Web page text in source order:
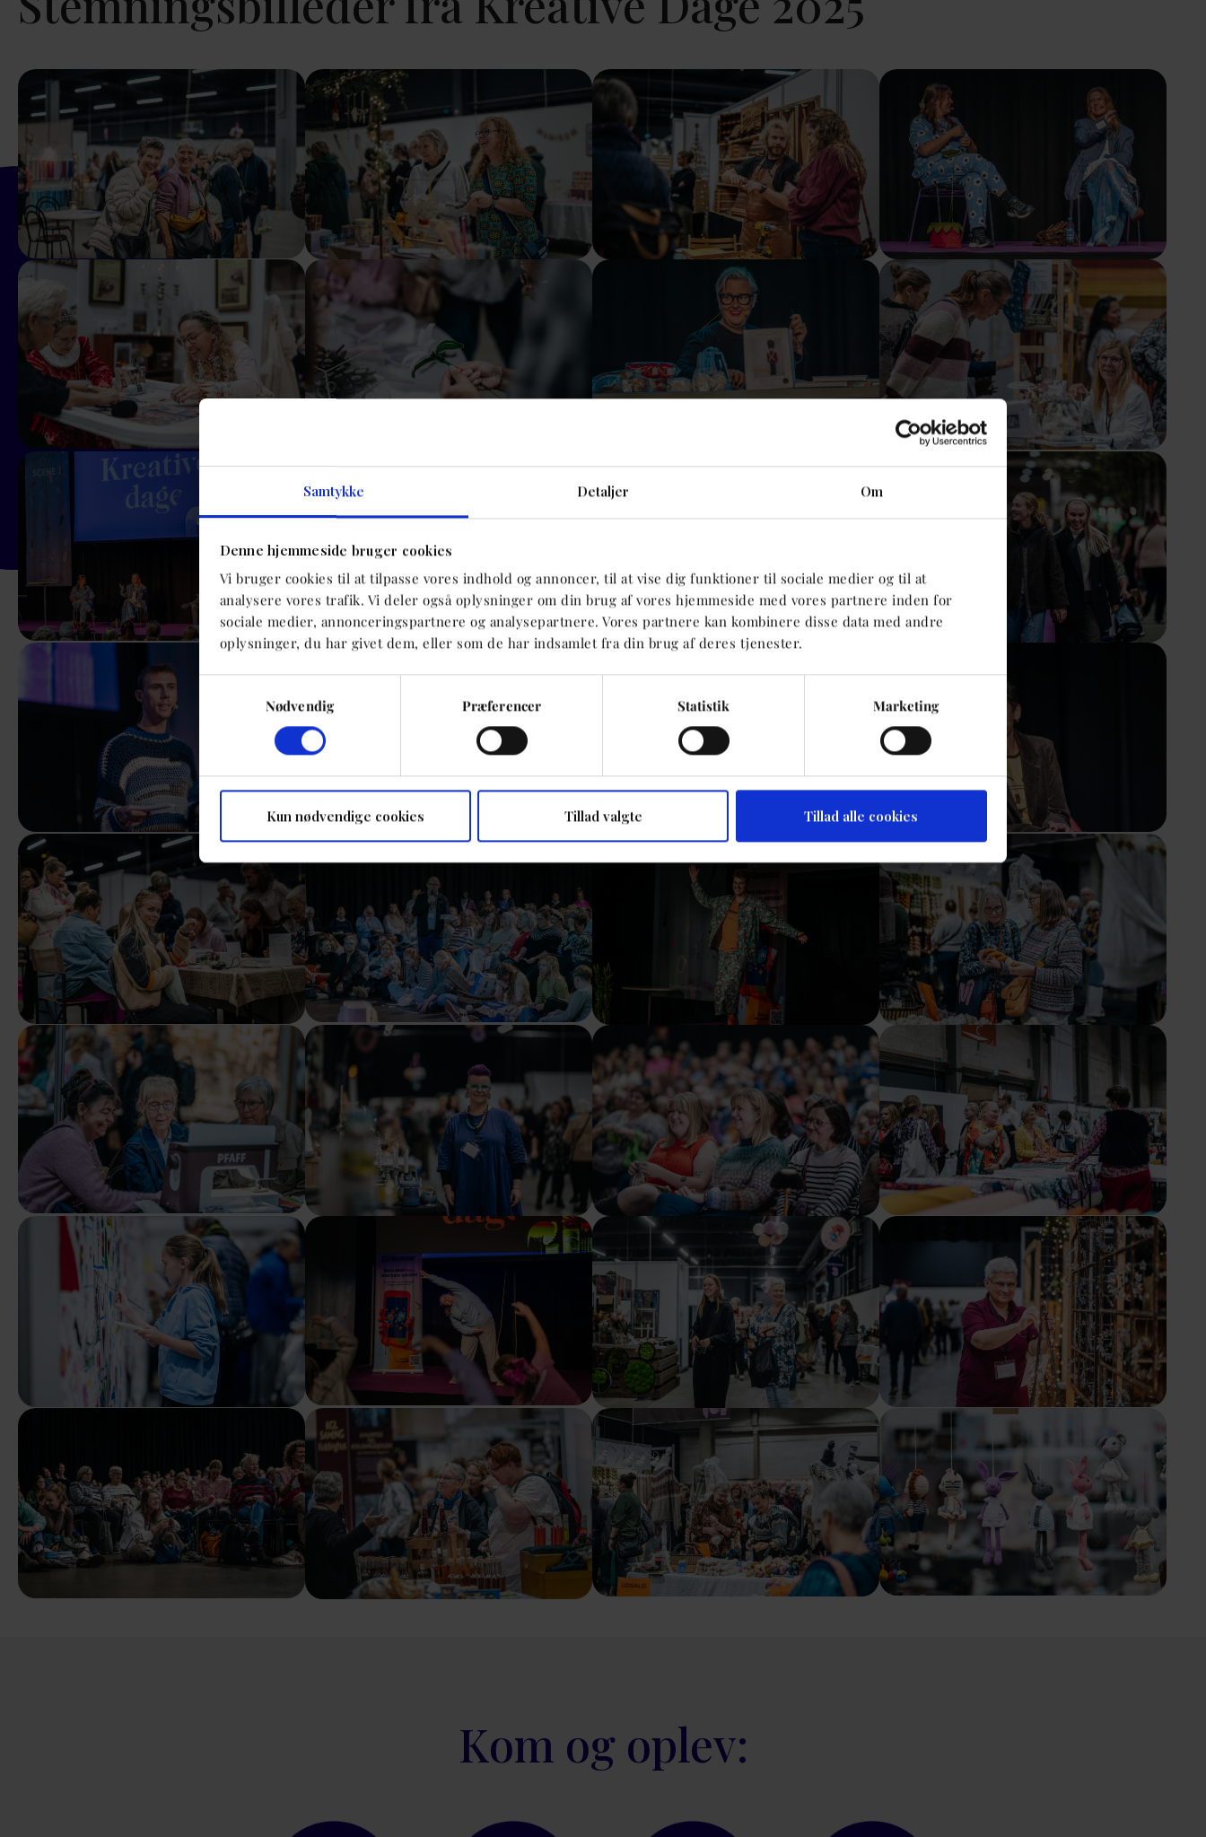
Samtykke Detaljer Om
Denne hjemmeside bruger cookies
Vi bruger cookies til at tilpasse vores indhold og annoncer, til at vise dig funktioner til sociale medier og til at
analysere vores trafik. Vi deler også oplysninger om din brug af vores hjemmeside med vores partnere inden for
sociale medier, annonceringspartnere og analysepartnere. Vores partnere kan kombinere disse data med andre
oplysninger, du har givet dem, eller som de har indsamlet fra din brug af deres tjenester.
Nødvendig
Præferencer Statistik Marketing
Kun nødvendige cookies Tillad valgte Tillad alle cookies
Show larger version Show larger version Show larger version Show larger version
Show larger version Show larger version Show larger version Show larger version
Show larger version
Show larger version Show larger version Show larger version
Show larger version Show larger version Show larger version Show larger version
Show larger version Show larger version Show larger version Show larger version
Show larger version Show larger version Show larger version Show larger version
Show larger version Show larger version Show larger version Show larger version
Kom og oplev: